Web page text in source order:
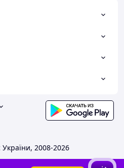
2008-2026